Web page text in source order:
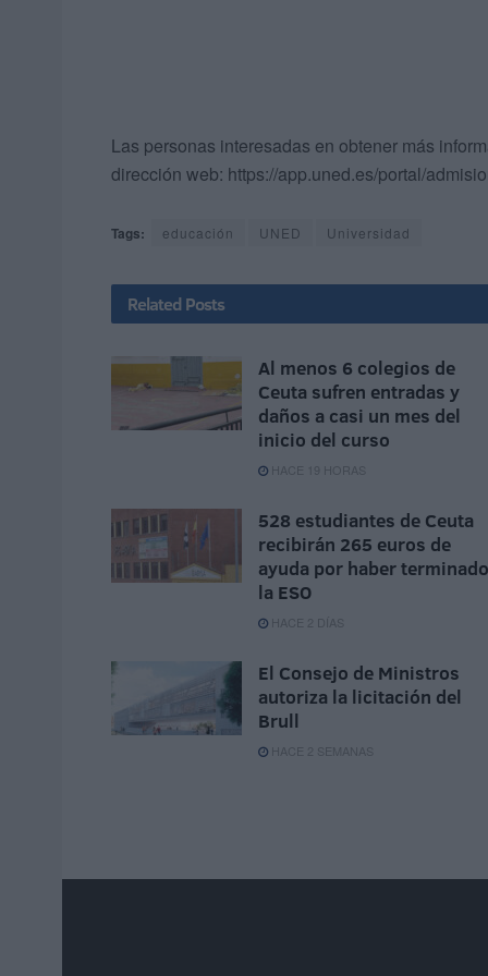
Las personas interesadas en obtener más
dirección web: https://app.uned.es/portal/
Tags: educación UNED Universidad
Related Posts
Al menos 6 colegios de
Ceuta sufren entradas y
daños a casi un mes del
inicio del curso
HACE 19 HORAS
528 estudiantes de Ceuta
recibirán 265 euros de
ayuda por haber terminado
la ESO
HACE 2 DÍAS
El Consejo de Ministros
autoriza la licitación del
Brull
HACE 2 SEMANAS